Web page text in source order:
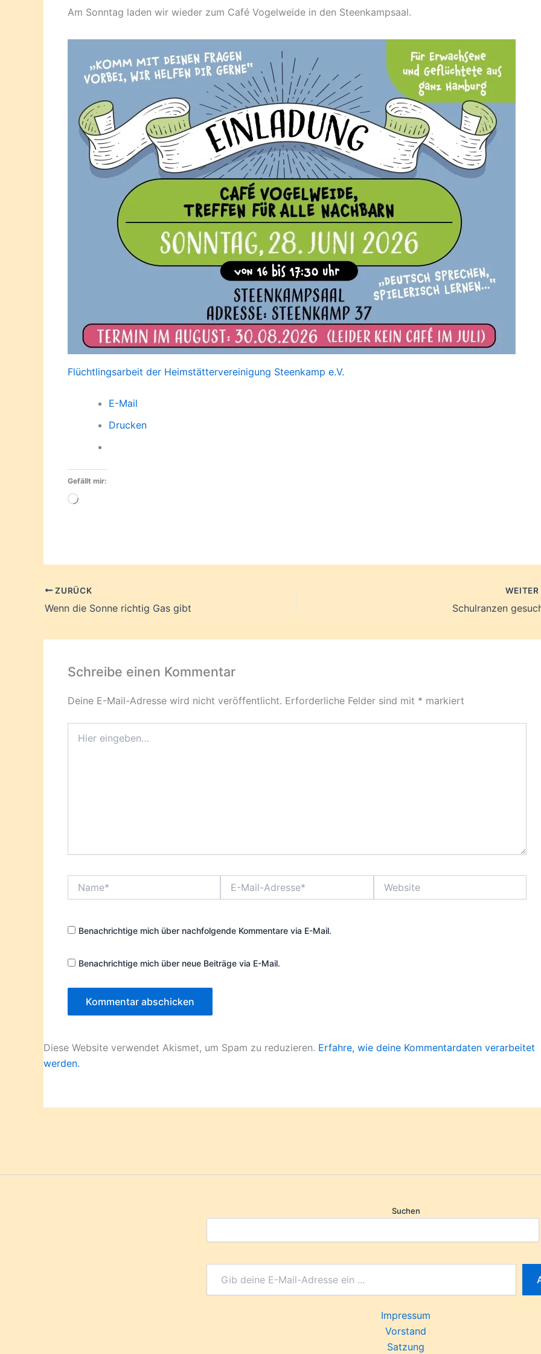
Am Sonntag laden wir wieder zum Café Vogelweide in den Steenkampsaal.
Flüchtlingsarbeit der Heimstättervereinigung Steenkamp e.V.
E-Mail
Drucken
Gefällt mir:
Wird
ZURÜCK
Wenn die Sonne richtig Gas gibt
WEITER
Schulranzen
Schreibe einen Kommentar
Deine E-Mail-Adresse wird nicht veröffentlicht. Erforderliche Felder sind mit * markiert
eingeben…
Mail-
Benachrichtige mich über nachfolgende Kommentare via E-Mail.
Benachrichtige mich über neue Beiträge via E-Mail.
Diese Website verwendet Akismet, um Spam zu reduzieren. Erfahre, wie deine Kommentardaten verarbeitet
werden.
Suchen
Impressum
Vorstand
Satzung